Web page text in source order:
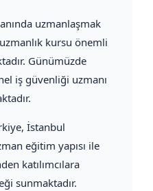
uzmanlaşmak
kursu önemli
Günümüzde
iş güvenliği uzmanı
İstanbul
eğitim yapısı ile
katılımcılara
sunmaktadır.